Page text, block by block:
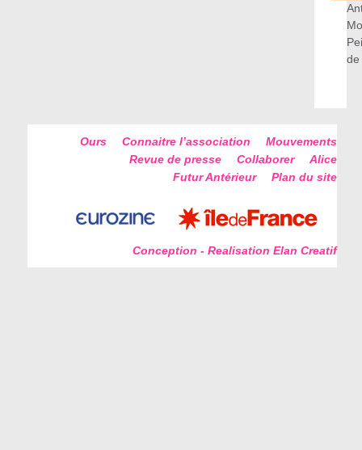
de
Ours Connaitre l’association
Mouvements
Revue de presse
Collaborer
Alice
Futur Antérieur
Plan du site
Conception - Realisation Elan Creatif